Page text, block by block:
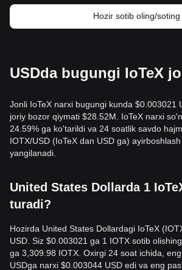
Hozir sotib oling/soting
USDda bugungi IoTeX
Jonli IoTeX narxi bugungi kunda $0.003021
joriy bozor qiymati $28.52M. IoTeX narxi
24.59% ga ko'tarildi va 24 soatlik savdo
IOTX/USD (IoTeX dan USD ga)
yangilanadi.
United States Dollarda 1
turadi?
Hozirda United States Dollardagi IoTeX
USD. Siz $0.003021 ga 1 IOTX sotib
ga 3,309.98 IOTX. Oxirgi 24 soat ichida,
USDga narxi $0.003044 USD edi va eng